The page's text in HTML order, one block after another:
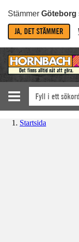
Stämmer Göteborg
JA, DET STÄMMER
Startsida